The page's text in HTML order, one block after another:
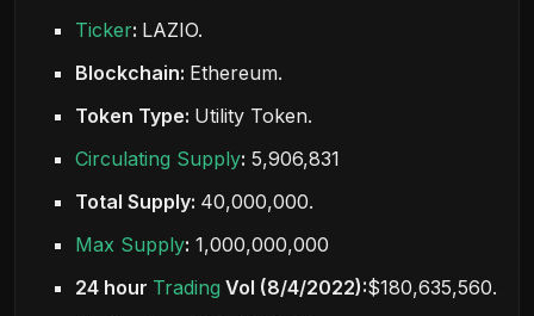
Ticker: LAZIO.
Blockchain: Ethereum.
Token Type: Utility Token.
Circulating Supply: 5,906,831
Total Supply: 40,000,000.
Max Supply: 1,000,000,000
24 hour Trading Vol (8/4/2022):$180,635,560.